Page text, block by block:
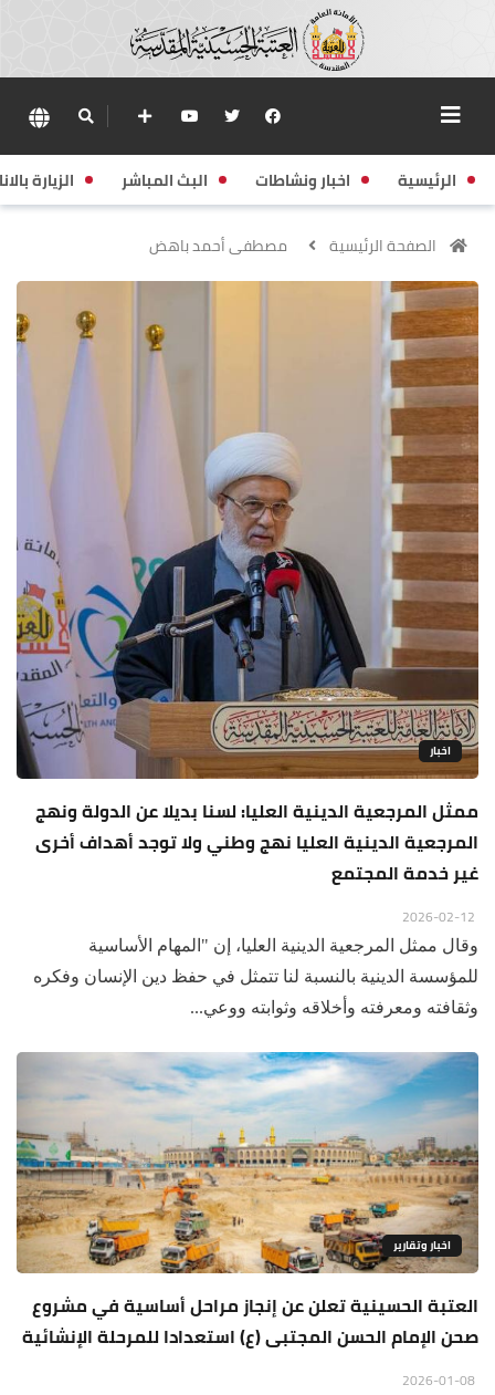
الرئيسية اخبار ونشاطات البث المباشر الزيارة
الصفحة الرئيسية مصطفى أحمد باهض
اخبار
ممثل المرجعية الدينية العليا: لسنا بديلا عن الدولة ونهج
المرجعية الدينية العليا نهج وطني ولا توجد أهداف أخرى
غير خدمة المجتمع
وقال ممثل المرجعية الدينية العليا، إن "المهام الأساسية
للمؤسسة الدينية بالنسبة لنا تتمثل في حفظ دين الإنسان وفكره
وثقافته ومعرفته وأخلاقه وثوابته ووعي...
اخبار وتقارير
العتبة الحسينية تعلن عن إنجاز مراحل أساسية في مشروع
صحن الإمام الحسن المجتبى (ع) استعدادا للمرحلة الإنشائية